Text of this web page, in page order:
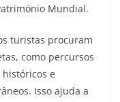
Mundial.​
turistas procuram
como percursos
e
Isso ajuda a